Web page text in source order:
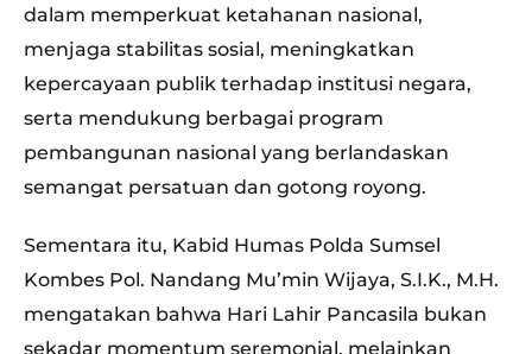
dalam memperkuat ketahanan nasional,
menjaga stabilitas sosial, meningkatkan
kepercayaan publik terhadap institusi negara,
serta mendukung berbagai program
pembangunan nasional yang berlandaskan
semangat persatuan dan gotong royong.
Sementara itu, Kabid Humas Polda Sumsel
Kombes Pol. Nandang Mu’min Wijaya, S.I.K., M.H.
mengatakan bahwa Hari Lahir Pancasila bukan
sekadar momentum seremonial, melainkan